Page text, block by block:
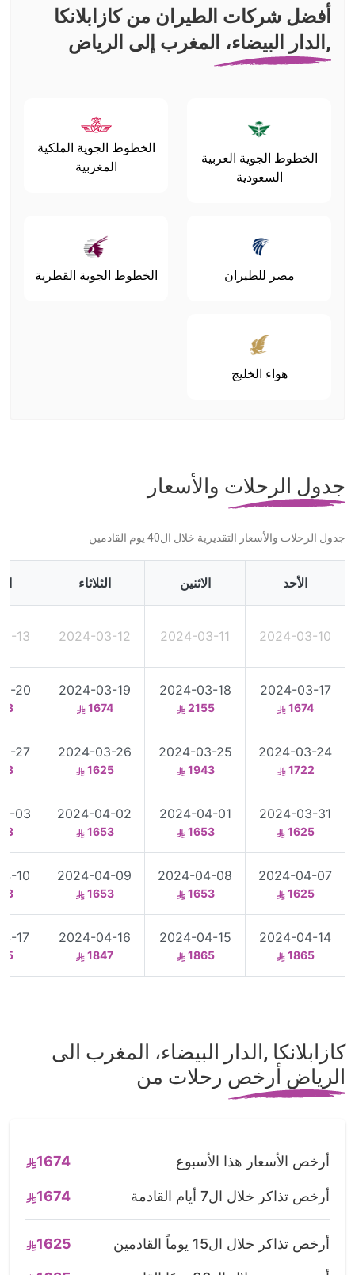
أفضل شركات الطيران من كازابلانكا
,الدار البيضاء، المغرب إلى الرياض
الخطوط الجوية العربية
السعودية
الخطوط الجوية الملكية
المغربية
مصر للطيران الخطوط الجوية القطرية
هواء الخليج
جدول الرحلات والأسعار
جدول الرحلات والأسعار التقديرية خلال ال40 يوم القادمين
الأحد الاثنين الثلاثاء
2024-03-10
2024-03-11
2024-03-12
13
2024-03-17
1674
2024-03-18
2155
2024-03-19
1674
20
2024-03-24
1722
2024-03-25
1943
2024-03-26
1625
27
2024-03-31
1625
2024-04-01
1653
2024-04-02
1653
03
2024-04-07
1625
2024-04-08
1653
2024-04-09
1653
10
2024-04-14
1865
2024-04-15
1865
2024-04-16
1847
17
كازابلانكا ,الدار البيضاء، المغرب الى
الرياض أرخص رحلات من
أرخص الأسعار هذا الأسبوع 1674
أرخص تذاكر خلال ال7 أيام القادمة 1674
أرخص تذاكر خلال ال15 يوماً القادمين 1625